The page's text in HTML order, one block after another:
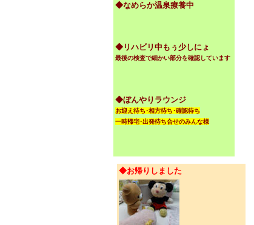
◆なめらか温泉療養中
◆リハビリ中もぅ少しにょ
最後の検査で細かい部分を確認しています
◆ぼんやりラウンジ
お迎え待ち･相方待ち･確認待ち
一時帰宅･出発待ち合せのみんな様
◆お帰りしました